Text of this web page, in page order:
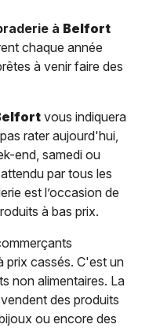
à Belfort
chaque année
à venir faire des
vous indiquera
rater aujourd'hui,
end, samedi ou
par tous les
est l’occasion de
à bas prix.
prix cassés. C'est un
non alimentaires. La
des produits
ou encore des